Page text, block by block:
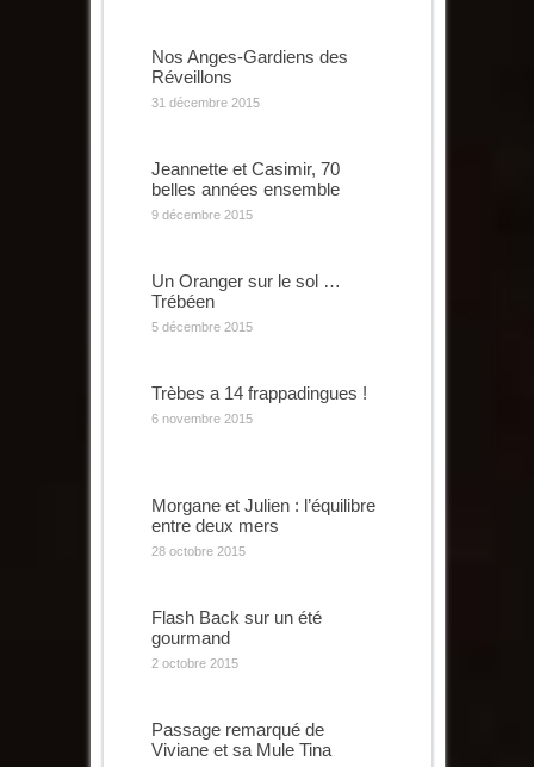
Nos Anges-Gardiens des
Réveillons
31 décembre 2015
Jeannette et Casimir, 70
belles années ensemble
9 décembre 2015
Un Oranger sur le sol …
Trébéen
5 décembre 2015
Trèbes a 14 frappadingues !
6 novembre 2015
Morgane et Julien : l’équilibre
entre deux mers
28 octobre 2015
Flash Back sur un été
gourmand
2 octobre 2015
Passage remarqué de
Viviane et sa Mule Tina